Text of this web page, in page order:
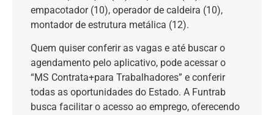
empacotador (10), operador de caldeira (10),
montador de estrutura metálica (12).
Quem quiser conferir as vagas e até buscar o
agendamento pelo aplicativo, pode acessar o
“MS Contrata+para Trabalhadores” e conferir
todas as oportunidades do Estado. A Funtrab
busca facilitar o acesso ao emprego, oferecendo